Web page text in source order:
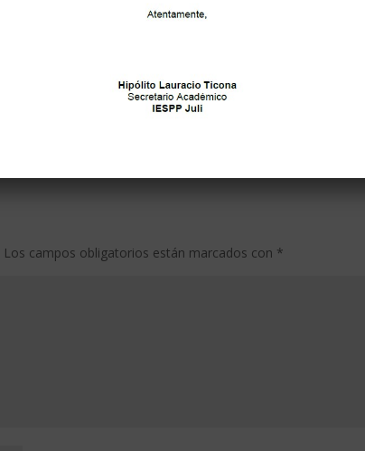
Los campos obligatorios están marcados con *